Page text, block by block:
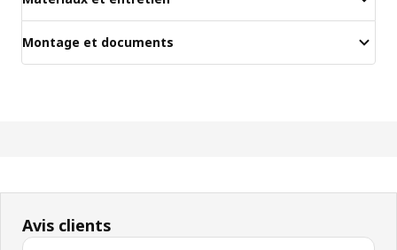
Montage et documents
Avis clients